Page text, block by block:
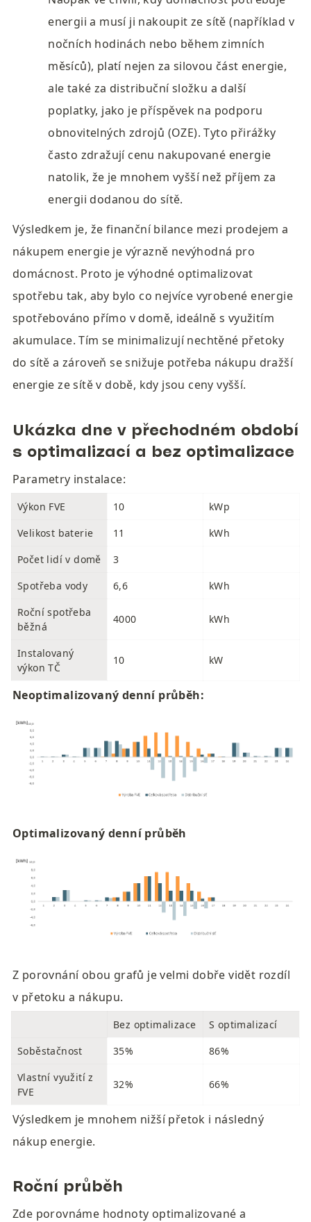
energii a musí ji nakoupit ze sítě (například v
nočních hodinách nebo během zimních
měsíců), platí nejen za silovou část energie,
ale také za distribuční složku a další
poplatky, jako je příspěvek na podporu
obnovitelných zdrojů (OZE). Tyto přirážky
často zdražují cenu nakupované energie
natolik, že je mnohem vyšší než příjem za
energii dodanou do sítě.
Výsledkem je, že finanční bilance mezi prodejem a
nákupem energie je výrazně nevýhodná pro
domácnost. Proto je výhodné optimalizovat
spotřebu tak, aby bylo co nejvíce vyrobené energie
spotřebováno přímo v domě, ideálně s využitím
akumulace. Tím se minimalizují nechtěné přetoky
do sítě a zároveň se snižuje potřeba nákupu dražší
energie ze sítě v době, kdy jsou ceny vyšší.
Ukázka dne v přechodném období
s optimalizací a bez optimalizace
Parametry instalace:
Výkon FVE 10
kWp
Velikost baterie
11
kWh
Počet lidí v domě
3
Spotřeba vody
6,6
kWh
Roční spotřeba
běžná
4000 kWh
Instalovaný
výkon TČ
10 kW
Neoptimalizovaný denní průběh:
Optimalizovaný denní průběh
Z porovnání obou grafů je velmi dobře vidět rozdíl
v přetoku a nákupu.
Bez optimalizace
S optimalizací
Soběstačnost
35%
86%
Vlastní využití z
FVE
32% 66%
Výsledkem je mnohem nižší přetok i následný
nákup energie.
Roční průběh
Zde porovnáme hodnoty optimalizované a